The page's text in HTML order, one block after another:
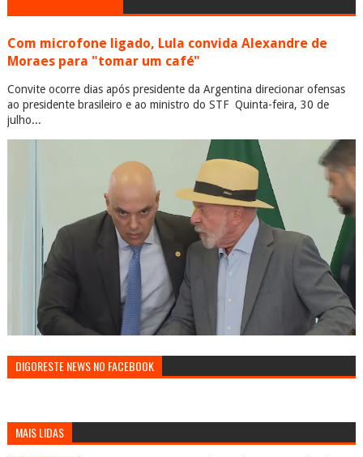
Com microfone ligado, Lula convida Alexandre de
Moraes para "tomar um café"
Convite ocorre dias após presidente da Argentina direcionar ofensas
ao presidente brasileiro e ao ministro do STF Quinta-feira, 30 de
julho...
DIGORESTE NEWS NO FACEBOOK
MAIS LIDAS